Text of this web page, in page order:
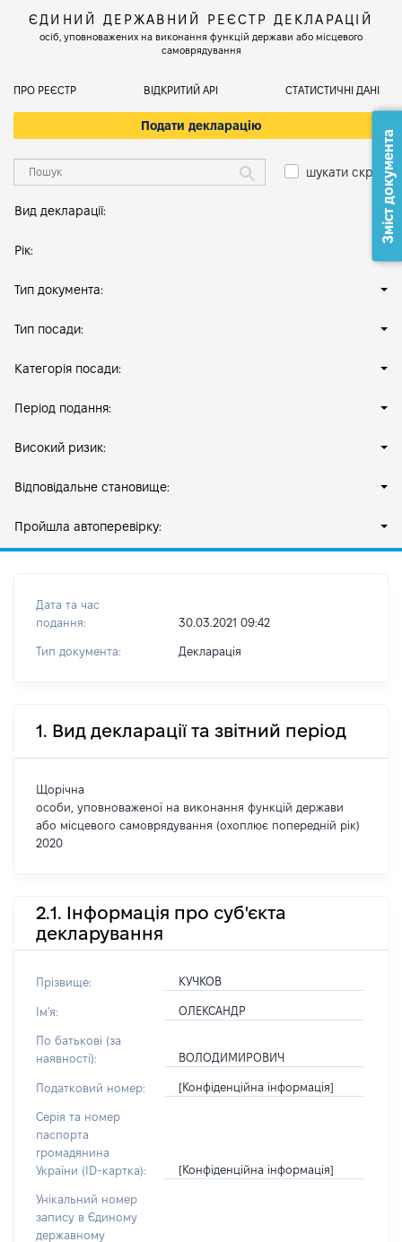
ЄДИНИЙ ДЕРЖАВНИЙ РЕЄСТР ДЕКЛАРАЦІЙ
осіб, уповноважених на виконання функцій держави або місцевого
самоврядування
ПРО РЕЄСТР ВІДКРИТИЙ АРІ СТАТИСТИЧНІ ДАНІ
Подати декларацію
шукати скрізь
Вид декларації:
Рік:
Тип документа:
Тип посади:
Категорія посади:
Період подання:
Високий ризик:
Відповідальне становище:
Пройшла автоперевірку:
Дата та час
подання:
30.03.2021 09:42
Тип документа: Декларація
1. Вид декларації та звітний період
Щорічна
особи, уповноваженої на виконання функцій держави
або місцевого самоврядування (охоплює попередній рік)
2020
2.1. Інформація про суб'єкта
декларування
Прізвище: КУЧКОВ
Ім'я: ОЛЕКСАНДР
По батькові (за
наявності):
ВОЛОДИМИРОВИЧ
Податковий номер: [Конфіденційна інформація]
Серія та номер
паспорта
громадянина
України (ID-картка):
[Конфіденційна інформація]
Унікальний номер
запису в Єдиному
державному
Зміст документа